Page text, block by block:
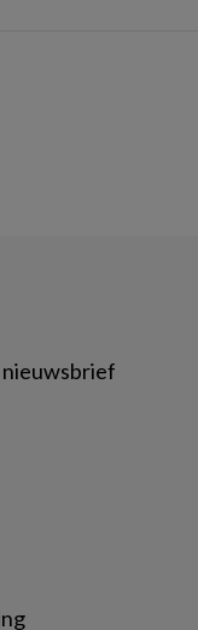
nieuwsbrief